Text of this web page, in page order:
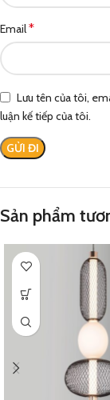
Email*
Lưu tên của tôi,
luận kế tiếp của tôi.
Sản phẩm